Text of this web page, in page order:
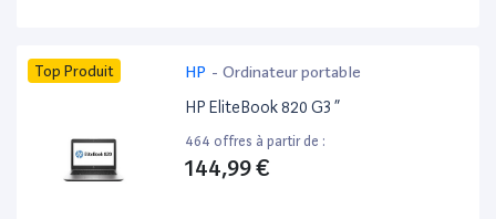
Top Produit HP - Ordinateur portable
HP EliteBook 820 G3 ”
464 offres à partir de :
144,99 €